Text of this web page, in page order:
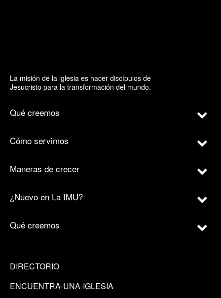
La misión de la iglesia es hacer discípulos de
Jesucristo para la transformación del mundo.
Qué creemos
Cómo servimos
Maneras de crecer
¿Nuevo en La IMU?
Qué creemos
DIRECTORIO
ENCUENTRA-UNA-IGLESIA